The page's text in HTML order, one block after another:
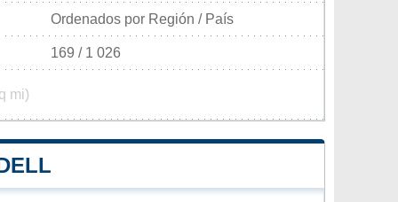
Ordenados por Región / País
169 / 1 026
mi)